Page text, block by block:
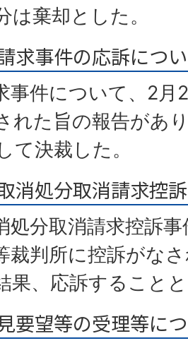
は棄却とした。
求事件の応訴につ
事件について、2月
れた旨の報告があ
て決裁した。
消処分取消請求控
処分取消請求控訴
裁判所に控訴がな
果、応訴すること
要望等の受理等に